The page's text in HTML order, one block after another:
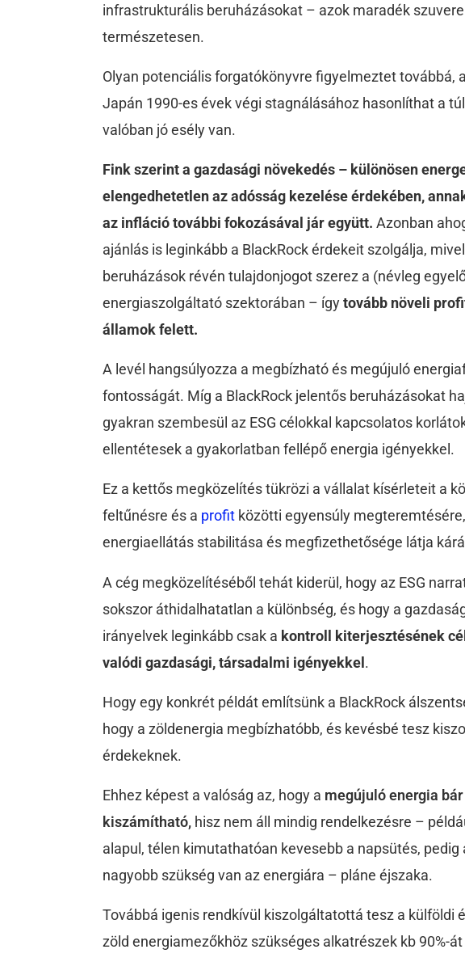
infrastrukturális beruházásokat – azok maradék
természetesen.
Olyan potenciális forgatókönyvre figyelmeztet továbbá,
Japán 1990-es évek végi stagnálásához hasonlíthat a
valóban jó esély van.
Fink szerint a gazdasági növekedés – különösen
elengedhetetlen az adósság kezelése érdekében,
az infláció további fokozásával jár együtt. Azonban
ajánlás is leginkább a BlackRock érdekeit szolgálja,
beruházások révén tulajdonjogot szerez a (névleg
energiaszolgáltató szektorában – ígytovább növeli
államok felett.
A levél hangsúlyozza a megbízható és megújuló
fontosságát. Míg a BlackRock jelentős beruházásokat
gyakran szembesül az ESG célokkal kapcsolatos
ellentétesek a gyakorlatban fellépő energia igényekkel.
Ez a kettős megközelítés tükrözi a vállalat kísérleteit a
feltűnésre és a profit közötti egyensúly
energiaellátás stabilitása és megfizethetősége látja
A cég megközelítéséből tehát kiderül, hogy az ESG
sokszor áthidalhatatlan a különbség, és hogy a
irányelvek leginkább csak a kontroll kiterjesztésének
valódi gazdasági, társadalmi igényekkel.
Hogy egy konkrét példát említsünk a BlackRock
hogy a zöldenergia megbízhatóbb, és kevésbé tesz
érdekeknek.
Ehhez képest a valóság az, hogy a megújuló energia
kiszámítható, hisz nem áll mindig rendelkezésre –
alapul, télen kimutathatóan kevesebb a napsütés,
nagyobb szükség van az energiára – pláne éjszaka.
Továbbá igenis rendkívül kiszolgáltatottá tesz a külföldi
zöld energiamezőkhöz szükséges alkatrészek kb 90%-